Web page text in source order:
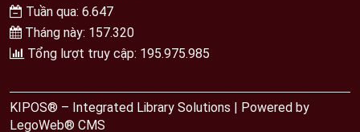
Tuần qua: 6.647
Tháng này: 157.320
Tổng lượt truy cập: 195.975.985
KIPOS® – Integrated Library Solutions | Powered by
LegoWeb® CMS